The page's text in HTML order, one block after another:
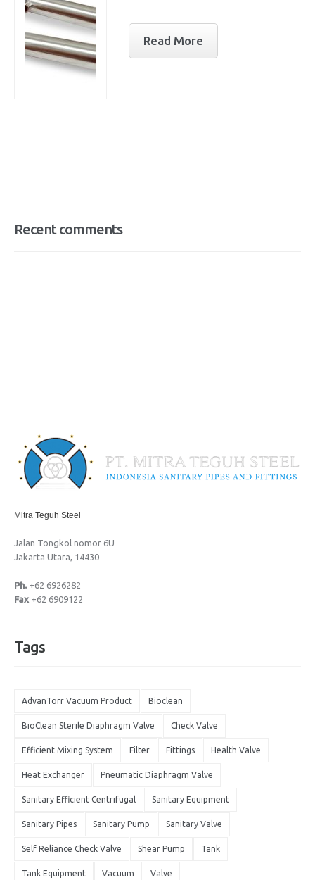
Read More
Recent comments
Mitra Teguh Steel
Jalan Tongkol nomor 6U
Jakarta Utara, 14430
Ph. +62 6926282
Fax +62 6909122
Tags
AdvanTorr Vacuum Product Bioclean
BioClean Sterile Diaphragm Valve Check Valve
Efficient Mixing System Filter Fittings Health Valve
Heat Exchanger Pneumatic Diaphragm Valve
Sanitary Efficient Centrifugal Sanitary Equipment
Sanitary Pipes Sanitary Pump Sanitary Valve
Self Reliance Check Valve Shear Pump Tank
Tank Equipment Vacuum Valve